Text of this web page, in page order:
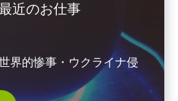
近のお仕事
界的惨事・ウクライナ侵